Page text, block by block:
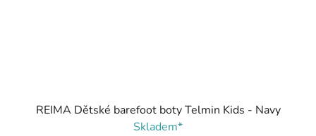
REIMA Dětské barefoot boty Telmin Kids - Navy
Skladem*